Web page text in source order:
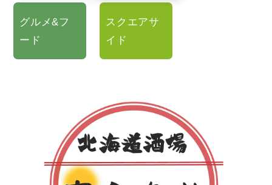
グルメ&フ
ード
スクエアサ
イド